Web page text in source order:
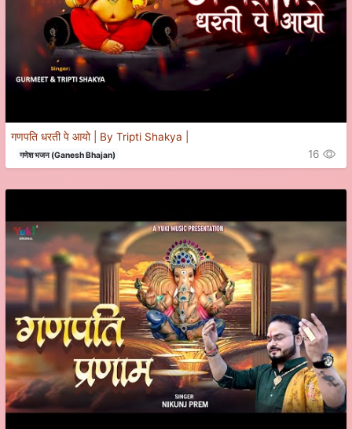
गणपति धरती पे आयो | By Tripti Shakya |
गणेश भजन (Ganesh Bhajan) 16